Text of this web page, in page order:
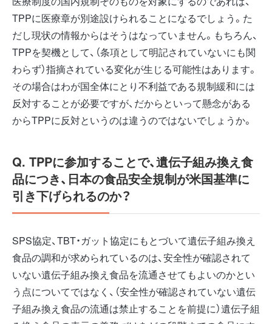
TPPに医療章が別途設けられることになるでしょう。た
だし現状の情報からはそうはなっていません。もちろん、
TPPを契機として、（条項として明記されていないにも関
わらず）指摘されている変化が生じる可能性はあります。
その場合はわが国全体にとり不利益である規制緩和には
反対することが必要ですが、だからといって懸念がある
からTPPに反対というのは違うのではないでしょうか。
Q. TPPに参加することで、遺伝子組み換え食
品につき、日本の食品安全規制が米国基準に
引き下げられるのか？
SPS協定、TBT・ガット協定にもとづいて遺伝子組み換え
食品の調和が求められているのは、安全性が確認されて
いない遺伝子組み換え食品を流通させてもよいのかとい
う点についてではなく、（安全性が確認されていない遺伝
子組み換え食品の流通は禁止することを前提に）遺伝子組